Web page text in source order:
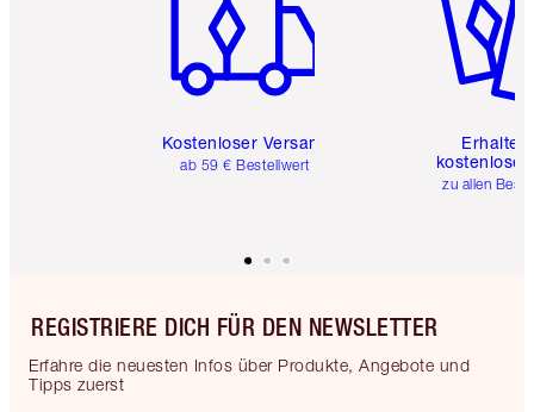
Kostenloser Versand
ab 59 € Bestellwert
Erhalte
kostenlose
zu allen
REGISTRIERE DICH FÜR DEN NEWSLETTER
Erfahre die neuesten Infos über Produkte, Angebote und
Tipps zuerst